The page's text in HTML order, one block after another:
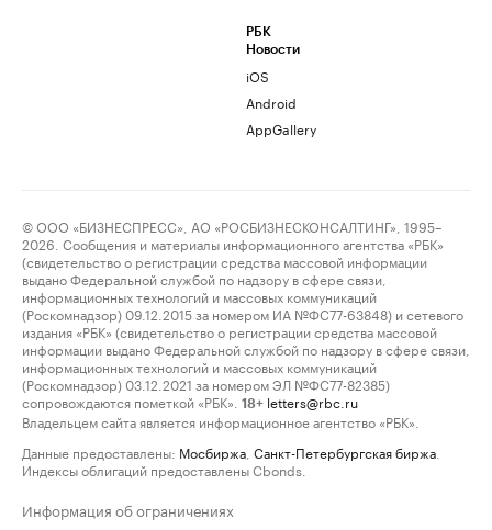
РБК
Новости
iOS
Android
AppGallery
© ООО «БИЗНЕСПРЕСС», АО «РОСБИЗНЕСКОНСАЛТИНГ», 1995–
2026. Сообщения и материалы информационного агентства «РБК»
(свидетельство о регистрации средства массовой информации
выдано Федеральной службой по надзору в сфере связи,
информационных технологий и массовых коммуникаций
(Роскомнадзор) 09.12.2015 за номером ИА №ФС77-63848) и сетевого
издания «РБК» (свидетельство о регистрации средства массовой
информации выдано Федеральной службой по надзору в сфере связи,
информационных технологий и массовых коммуникаций
(Роскомнадзор) 03.12.2021 за номером ЭЛ №ФС77-82385)
сопровождаются пометкой «РБК».
18+ letters@rbc.ru
Владельцем сайта является информационное агентство «РБК».
Данные предоставлены: Мосбиржа Санкт-Петербургская биржа
Индексы облигаций предоставлены Cbonds.
Информация об ограничениях